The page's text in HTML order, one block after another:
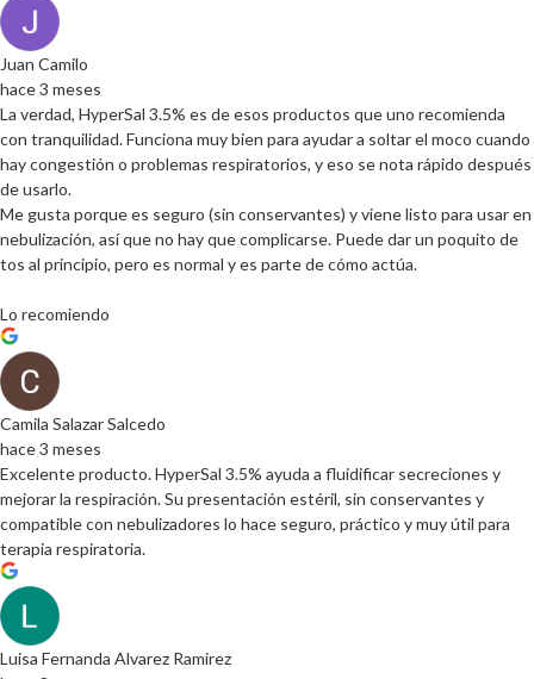
Juan Camilo
hace 3 meses
La verdad, HyperSal 3.5% es de esos productos que uno recomienda
con tranquilidad. Funciona muy bien para ayudar a soltar el moco cuando
hay congestión o problemas respiratorios, y eso se nota rápido después
de usarlo.
Me gusta porque es seguro (sin conservantes) y viene listo para usar en
nebulización, así que no hay que complicarse. Puede dar un poquito de
tos al principio, pero es normal y es parte de cómo actúa.
Lo recomiendo
Camila Salazar Salcedo
hace 3 meses
Excelente producto. HyperSal 3.5% ayuda a fluidificar secreciones y
mejorar la respiración. Su presentación estéril, sin conservantes y
compatible con nebulizadores lo hace seguro, práctico y muy útil para
terapia respiratoria.
Luisa Fernanda Alvarez Ramirez